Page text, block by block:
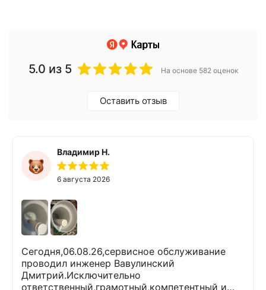
5.0 из 5 На основе 582 оценок
Оставить отзыв
Владимир Н.
6 августа 2026
Сегодня,06.08.26,сервисное обслуживание
проводил инженер Вавулинский
Дмитрий.Исключительно
ответственный,грамотный,компетентный и